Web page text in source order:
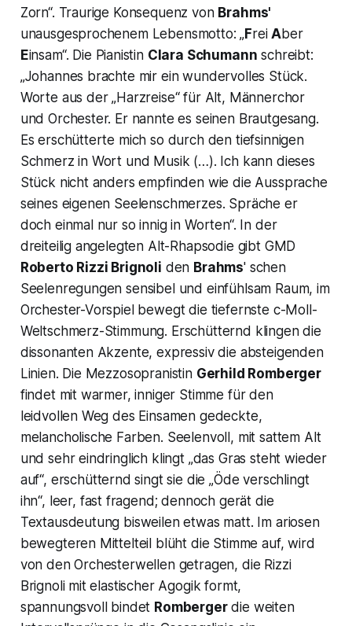
Zorn“. Traurige Konsequenz von Brahms'
unausgesprochenem Lebensmotto: „FreiAber
Einsam“. Die Pianistin Clara Schumann schreibt:
„Johannes brachte mir ein wundervolles Stück.
Worte aus der „Harzreise“ für Alt, Männerchor
und Orchester. Er nannte es seinen Brautgesang.
Es erschütterte mich so durch den tiefsinnigen
Schmerz in Wort und Musik (…). Ich kann dieses
Stück nicht anders empfinden wie die Aussprache
seines eigenen Seelenschmerzes. Spräche er
doch einmal nur so innig in Worten“. In der
dreiteilig angelegten Alt-Rhapsodie gibt GMD
Roberto Rizzi Brignoli den Brahms' schen
Seelenregungen sensibel und einfühlsam Raum, im
Orchester-Vorspiel bewegt die tiefernste c-Moll-
Weltschmerz-Stimmung. Erschütternd klingen die
dissonanten Akzente, expressiv die absteigenden
Linien. Die Mezzosopranistin Gerhild Romberger
findet mit warmer, inniger Stimme für den
leidvollen Weg des Einsamen gedeckte,
melancholische Farben. Seelenvoll, mit sattem Alt
und sehr eindringlich klingt „das Gras steht wieder
auf“, erschütternd singt sie die „Öde verschlingt
ihn“, leer, fast fragend; dennoch gerät die
Textausdeutung bisweilen etwas matt. Im ariosen
bewegteren Mittelteil blüht die Stimme auf, wird
von den Orchesterwellen getragen, die Rizzi
Brignoli mit elastischer Agogik formt,
spannungsvoll bindet Rombergerdie weiten